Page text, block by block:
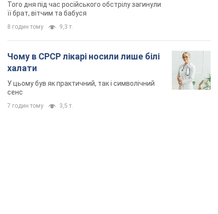
Того дня під час російського обстрілу загинули
її брат, вітчим та бабуся
8 годин тому 9,3 т.
Чому в СРСР лікарі носили лише білі
халати
У цьому був як практичний, так і символічний
сенс
7 годин тому 3,5 т.